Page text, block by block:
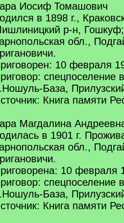
Иосиф Томашович
в 1898 г.,
р-н,
обл.,
10 февраля
База,
Книга памяти
Магдалина
в 1901 г.
обл.,
10 февраля
База,
Книга памяти